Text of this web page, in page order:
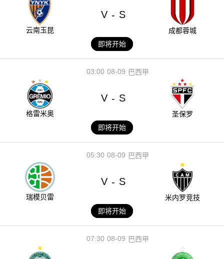
云南玉昆
V - S
成都蓉城
即将开始
08-09
03:00 巴西甲
格雷米奥
V - S
圣保罗
即将开始
08-09
05:30 巴西甲
瑞模贝雷
V - S
米内罗竞技
即将开始
08-09
07:30 巴西甲